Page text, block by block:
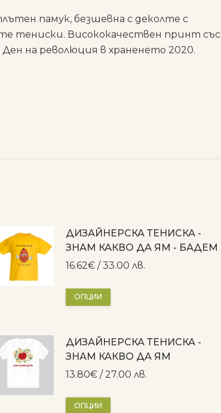
памук, безшевна с деколте с
тениски. Висококачествен принт със
Ден на революция в храненето 2020.
ДИЗАЙНЕРСКА ТЕНИСКА -
ЗНАМ КАКВО ДА ЯМ - БАДЕМ
16.62€/ 33.00 лв.
ОПЦИИ
multiple
variants.
The
ДИЗАЙНЕРСКА ТЕНИСКА -
ЗНАМ КАКВО ДА ЯМ
13.80€/ 27.00 лв.
ОПЦИИ